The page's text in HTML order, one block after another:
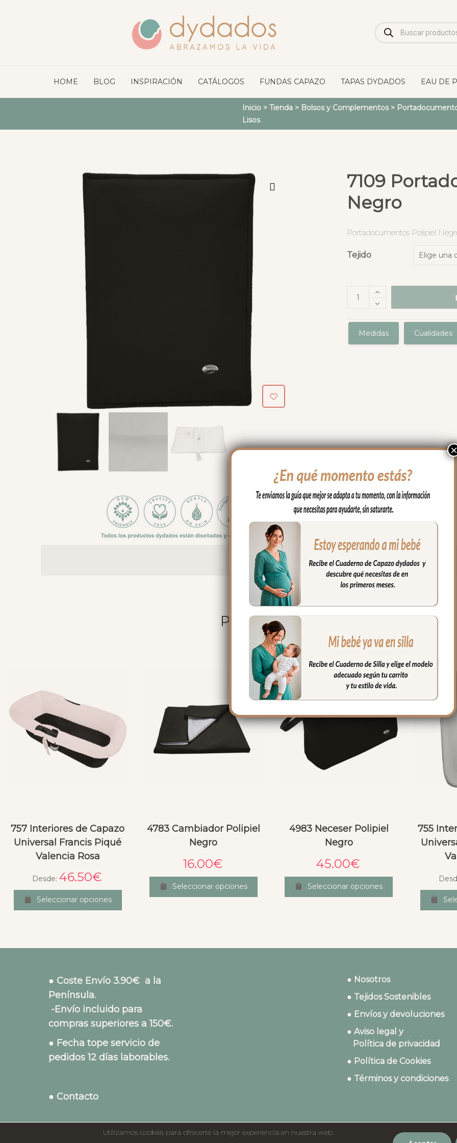
de
productos
HOME BLOG INSPIRACIÓN CATÁLOGOS FUNDAS CAPAZO TAPAS DYDADOS EAU DE
Inicio> Tienda> Bolsos y Complementos>
Lisos
7109
Negro
Portadocumentos Polipiel
Tejido
Medidas Cualidades
PRODUCTOS RELACIONADOS
757 Interiores de Capazo
Universal Francis Piqué
Valencia Rosa
Desde: 46.50€
Seleccionar opciones
4783 Cambiador Polipiel
Negro
16.00€
Seleccionar opciones
4983 Neceser Polipiel
Negro
45.00€
Seleccionar opciones
755
● Coste Envío 3.90€ a la
Península.
-Envío incluido para
compras superiores a 150€.
● Fecha tope servicio de
pedidos 12 días laborables.
● Contacto
● Nosotros
● Tejidos Sostenibles
● Envíos y devoluciones
● Aviso legal y
Política de privacidad
● Política de Cookies
● Términos y condiciones
×
Utilizamos cookies para ofrecerte la mejor experiencia en nuestra web.